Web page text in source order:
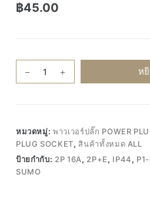
฿45.00
ของ
0123
plug
ห
หมวดหมู่:พาวเวอร์ปลั๊ก POWER
PLUG SOCKET, สินค้าทั้งหมด ALL
ป้ายกำกับ: 2P 16A, 2P+E, IP44,
SUMO